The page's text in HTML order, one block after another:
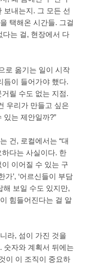
보내는지. 그 모든 선
택해온 시간들. 그걸
다는 걸, 현장에서 다
로 옮기는 일이 시작
듬이 들어가야 했다.
릴 수도 없는 지점.
우리가 만들고 싶은
있는 제안일까?”
건, 로컬에서는 “대
하다는 사실이다. 한
이어질 수 있는 구
가’, ‘어르신들이 부담
해 보일 수도 있지만,
힘들어진다는 걸 알
라, 섬이 가진 것을
숫자와 계획서 뒤에는
이 이 조직이 중요하